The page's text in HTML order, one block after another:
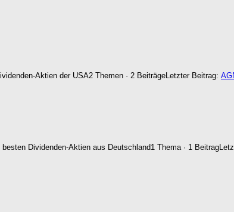
Aktien der USA2 Themen · 2 BeiträgeLetzter Beitrag:
besten Dividenden-Aktien aus Deutschland1 Thema · 1 Beitrag